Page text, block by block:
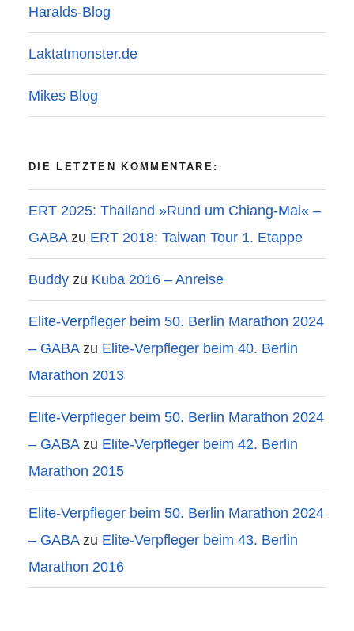
Haralds-Blog
Laktatmonster.de
Mikes Blog
DIE LETZTEN KOMMENTARE:
ERT 2025: Thailand »Rund um Chiang-Mai« –
GABAzu ERT 2018: Taiwan Tour 1. Etappe
Buddy zu Kuba 2016 – Anreise
Elite-Verpfleger beim 50. Berlin Marathon 2024
– GABAzu Elite-Verpfleger beim 40. Berlin
Marathon 2013
Elite-Verpfleger beim 50. Berlin Marathon 2024
– GABAzu Elite-Verpfleger beim 42. Berlin
Marathon 2015
Elite-Verpfleger beim 50. Berlin Marathon 2024
– GABAzu Elite-Verpfleger beim 43. Berlin
Marathon 2016